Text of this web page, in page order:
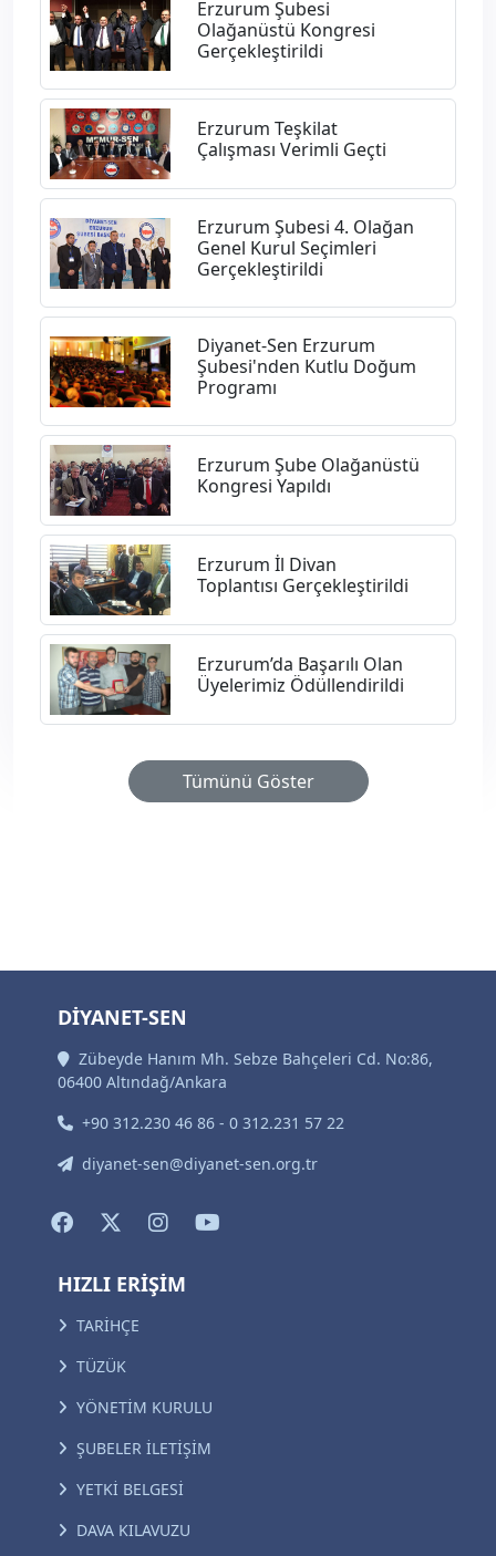
​Erzurum Şubesi
Olağanüstü Kongresi
Gerçekleştirildi
Erzurum Teşkilat
Çalışması Verimli Geçti
Erzurum Şubesi 4. Olağan
Genel Kurul Seçimleri
Gerçekleştirildi
Diyanet-Sen Erzurum
Şubesi'nden Kutlu Doğum
Programı
Erzurum Şube Olağanüstü
Kongresi Yapıldı
Erzurum İl Divan
Toplantısı Gerçekleştirildi
Erzurum’da Başarılı Olan
Üyelerimiz Ödüllendirildi
Tümünü Göster
DİYANET-SEN
Zübeyde Hanım Mh. Sebze Bahçeleri Cd. No:86,
06400 Altındağ/Ankara
+90 312.230 46 86 - 0 312.231 57 22
diyanet-sen@diyanet-sen.org.tr
HIZLI ERİŞİM
TARİHÇE
TÜZÜK
YÖNETİM KURULU
ŞUBELER İLETİŞİM
YETKİ BELGESİ
DAVA KILAVUZU